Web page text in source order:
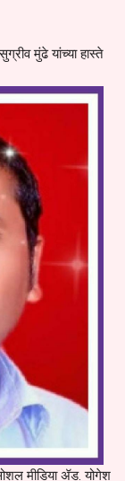
मुंढे यांच्या हास्ते
मीडिया ॲड. योगेश